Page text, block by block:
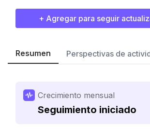
+ Agregar para seguir
Resumen Perspectivas de
Crecimiento mensual
Seguimiento iniciado